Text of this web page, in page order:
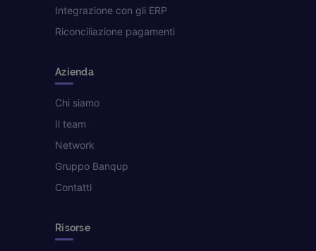
Integrazione con gli ERP
Riconciliazione pagamenti
Azienda
Chi siamo
Il team
Network
Gruppo Banqup
Contatti
Risorse